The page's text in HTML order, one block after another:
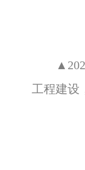
工程建设